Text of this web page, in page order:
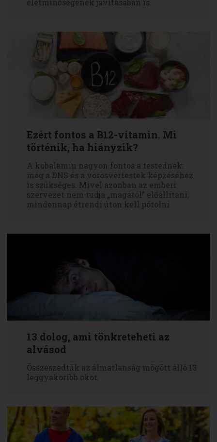
életminőségének javításában is.
Ezért fontos a B12-vitamin. Mi
történik, ha hiányzik?
A kobalamin nagyon fontos a testednek:
még a DNS és a vörösvértestek képzéséhez
is szükséges. Mivel azonban az emberi
szervezet nem tudja „magától” előállítani,
mindennap étrendi úton kell pótolni.
13 dolog, ami tönkreteheti az
alvásod
Összeszedtük az álmatlanság mögött álló 13
leggyakoribb okot.